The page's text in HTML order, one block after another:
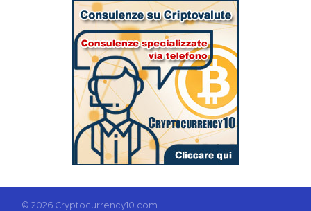
© 2026 Cryptocurrency10.com